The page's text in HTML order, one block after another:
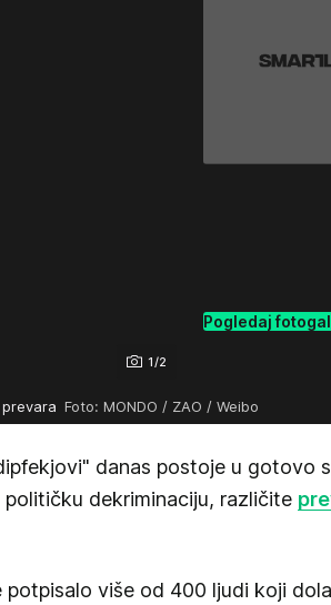
1/2
Pogledaj
Foto: MONDO / ZAO / Weibo
danas postoje u gotovo
dekriminaciju, različite
potpisalo više od 400 ljudi koji